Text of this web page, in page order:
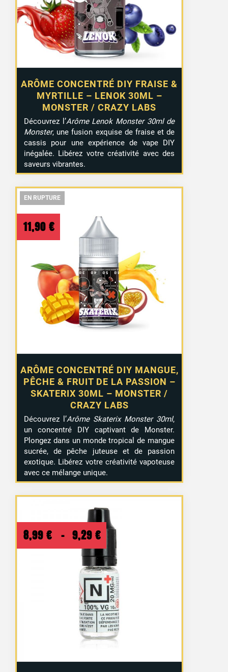
ARÔME CONCENTRÉ DIY FRAISE &
MYRTILLE – LENOK 30ML –
MONSTER / CRAZY LABS
Découvrez l’Arôme Lenok Monster 30ml de
Monster, une fusion exquise de fraise et de
cassis pour une expérience de vape DIY
inégalée. Libérez votre créativité avec des
saveurs vibrantes.
EN RUPTURE
EN RUPTURE
ARÔME CONCENTRÉ DIY MANGUE,
PÊCHE & FRUIT DE LA PASSION –
SKATERIX 30ML – MONSTER /
CRAZY LABS
11,90 €
Découvrez l’Arôme Skaterix Monster 30ml,
un concentré DIY captivant de Monster.
Plongez dans un monde tropical de mangue
sucrée, de pêche juteuse et de passion
exotique. Libérez votre créativité vapoteuse
avec ce mélange unique.
EN RUPTURE
8,99 € – 9,29 € Plage
de
prix :
8,99 €
à
9,29 €